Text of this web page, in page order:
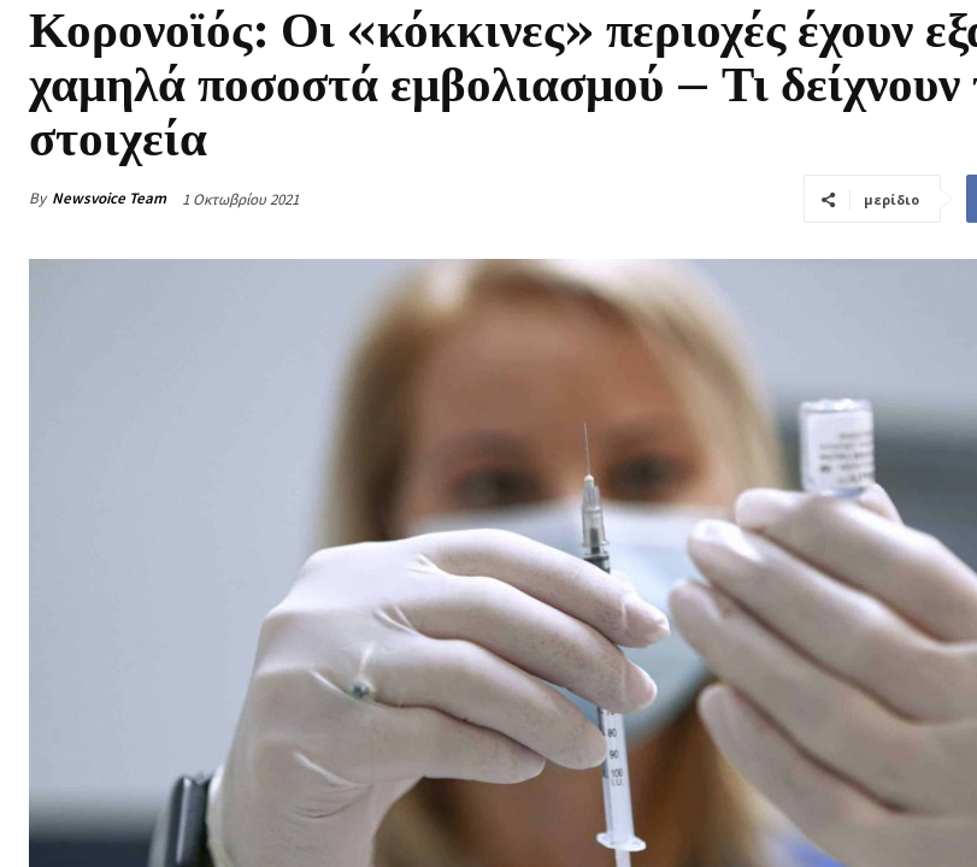
Κορονοϊός: Οι «κόκκινες» περιοχές έχουν
χαμηλά ποσοστά εμβολιασμού – Τι δείχνουν
στοιχεία
By Newsvoice Team 1 Οκτωβρίου 2021 μερίδιο